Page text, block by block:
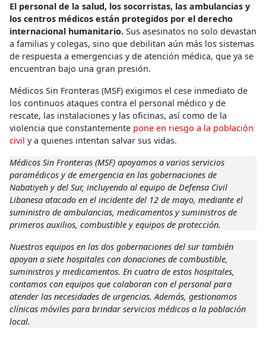
El personal de la salud, los socorristas, las ambulancias y
los centros médicos están protegidos por el derecho
internacional humanitario. Sus asesinatos no solo devastan
a familias y colegas, sino que debilitan aún más los sistemas
de respuesta a emergencias y de atención médica, que ya se
encuentran bajo una gran presión.
Médicos Sin Fronteras (MSF) exigimos el cese inmediato de
los continuos ataques contra el personal médico y de
rescate, las instalaciones y las oficinas, así como de la
violencia que constantemente pone en riesgo a la población
civil y a quienes intentan salvar sus vidas.
Médicos Sin Fronteras (MSF) apoyamos a varios servicios
paramédicos y de emergencia en las gobernaciones de
Nabatiyeh y del Sur, incluyendo al equipo de Defensa Civil
Libanesa atacado en el incidente del 12 de mayo, mediante el
suministro de ambulancias, medicamentos y suministros de
primeros auxilios, combustible y equipos de protección.
Nuestros equipos en las dos gobernaciones del sur también
apoyan a siete hospitales con donaciones de combustible,
suministros y medicamentos. En cuatro de estos hospitales,
contamos con equipos que colaboran con el personal para
atender las necesidades de urgencias. Además, gestionamos
clínicas móviles para brindar servicios médicos a la población
local.